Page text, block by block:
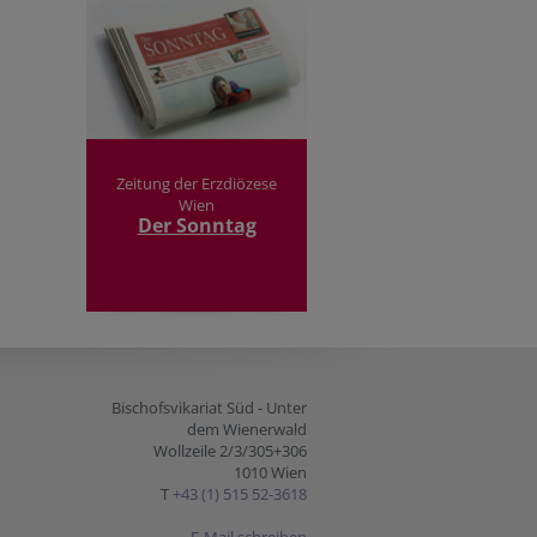
Zeitung der Erzdiözese
Wien
Der Sonntag
Bischofsvikariat Süd - Unter
dem Wienerwald
Wollzeile 2/3/305+306
1010 Wien
T +43 (1) 515 52-3618